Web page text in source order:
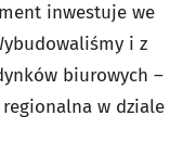
inwestuje we
i z
biurowych –
w dziale